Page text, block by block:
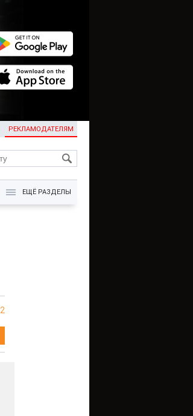
РЕКЛАМОДАТЕЛЯМ
KG
ЕЩЁ РАЗДЕЛЫ
2